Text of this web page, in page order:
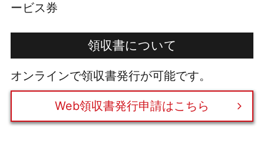
ービス券
領収書について
オンラインで領収書発行が可能です。
Web領収書発行申請はこちら